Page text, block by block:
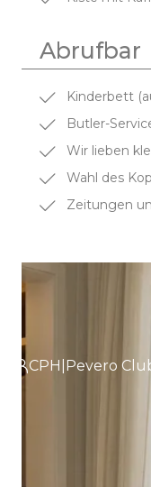
Abrufbar
Kinderbett
Butler-
Wir lieben
Wahl des
Zeitungen
CPH|Pevero